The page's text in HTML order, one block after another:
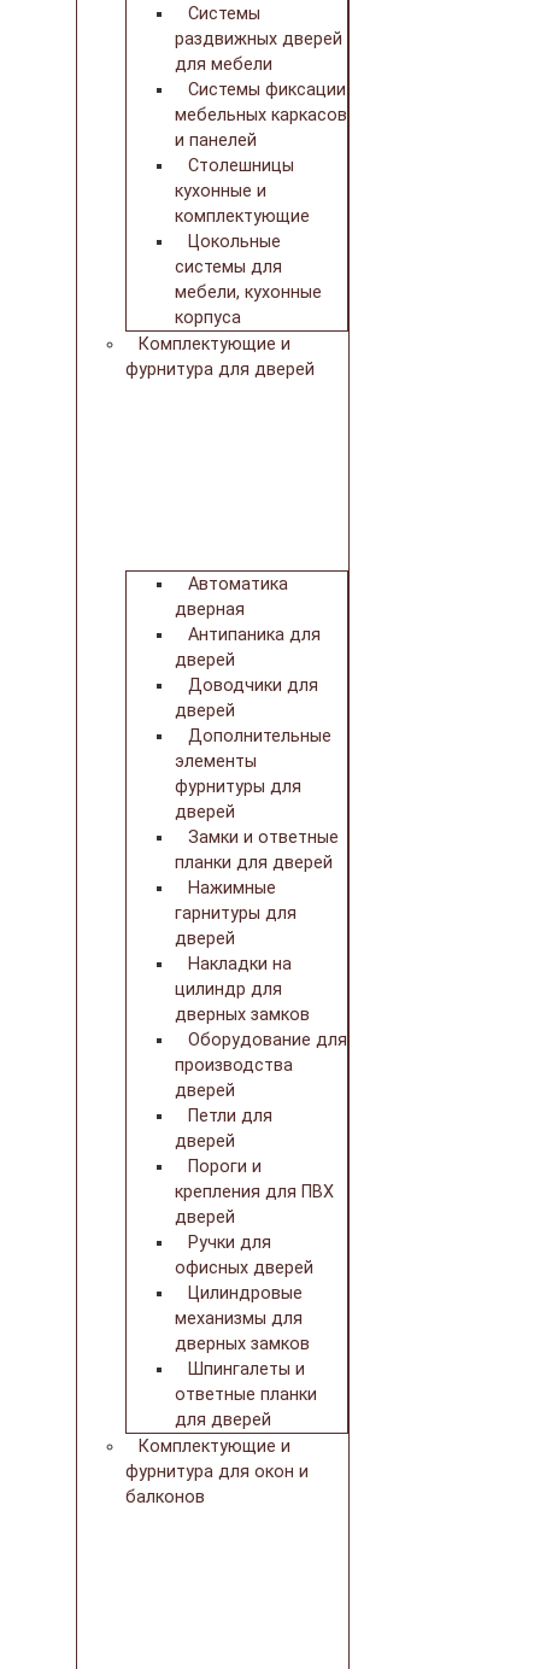
Системы
раздвижных дверей
для мебели
Системы фиксации
мебельных каркасов
и панелей
Столешницы
кухонные и
комплектующие
Цокольные
системы для
мебели, кухонные
корпуса
Комплектующие и
фурнитура для дверей
Автоматика
дверная
Антипаника для
дверей
Доводчики для
дверей
Дополнительные
элементы
фурнитуры для
дверей
Замки и ответные
планки для дверей
Нажимные
гарнитуры для
дверей
Накладки на
цилиндр для
дверных замков
Оборудование для
производства
дверей
Петли для
дверей
Пороги и
крепления для ПВХ
дверей
Ручки для
офисных дверей
Цилиндровые
механизмы для
дверных замков
Шпингалеты и
ответные планки
для дверей
Комплектующие и
фурнитура для окон и
балконов